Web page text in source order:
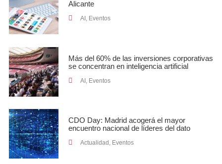
Alicante
AI , Eventos
Más del 60% de las inversiones corporativas
se concentran en inteligencia artificial
AI Eventos
CDO Day: Madrid acogerá el mayor
encuentro nacional de líderes del dato
Actualidad , Eventos